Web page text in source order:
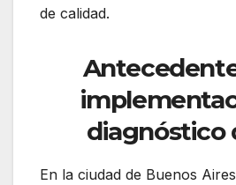
de calidad.
diagnóstico
En la ciudad de Buenos